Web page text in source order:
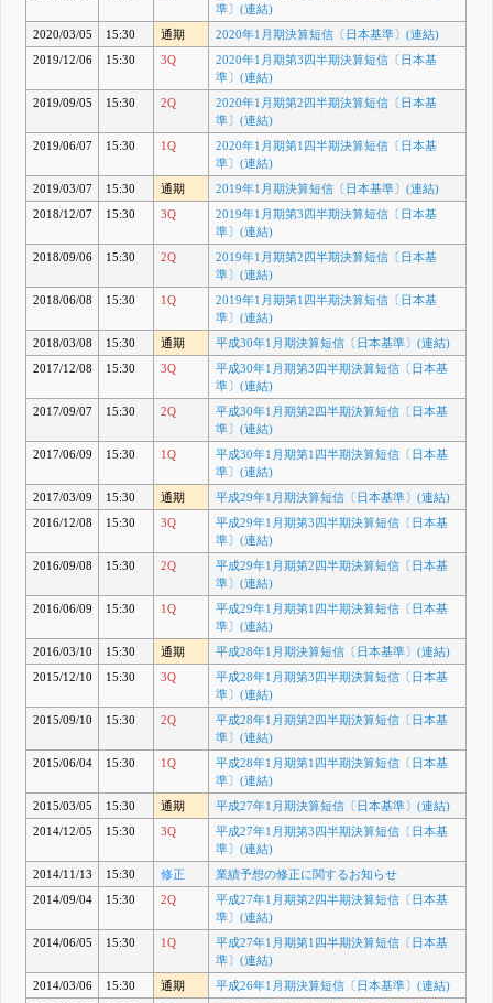
準〕(連結)
2020/03/05
15:30 通期
2020年1月期決算短信〔日本基準〕(連結)
2019/12/06
15:30 3Q
2020年1月期第3四半期決算短信〔日本基
準〕(連結)
2019/09/05
15:30 2Q
2020年1月期第2四半期決算短信〔日本基
準〕(連結)
2019/06/07
15:30 1Q
2020年1月期第1四半期決算短信〔日本基
準〕(連結)
2019/03/07
15:30 通期
2019年1月期決算短信〔日本基準〕(連結)
2018/12/07
15:30 3Q
2019年1月期第3四半期決算短信〔日本基
準〕(連結)
2018/09/06
15:30 2Q
2019年1月期第2四半期決算短信〔日本基
準〕(連結)
2018/06/08
15:30 1Q
2019年1月期第1四半期決算短信〔日本基
準〕(連結)
2018/03/08
15:30 通期
平成30年1月期決算短信〔日本基準〕(連結)
2017/12/08
15:30 3Q
平成30年1月期第3四半期決算短信〔日本基
準〕(連結)
2017/09/07
15:30 2Q
平成30年1月期第2四半期決算短信〔日本基
準〕(連結)
2017/06/09
15:30 1Q
平成30年1月期第1四半期決算短信〔日本基
準〕(連結)
2017/03/09
15:30 通期
平成29年1月期決算短信〔日本基準〕(連結)
2016/12/08
15:30 3Q
平成29年1月期第3四半期決算短信〔日本基
準〕(連結)
2016/09/08
15:30 2Q
平成29年1月期第2四半期決算短信〔日本基
準〕(連結)
2016/06/09
15:30 1Q
平成29年1月期第1四半期決算短信〔日本基
準〕(連結)
2016/03/10
15:30 通期
平成28年1月期決算短信〔日本基準〕(連結)
2015/12/10
15:30 3Q
平成28年1月期第3四半期決算短信〔日本基
準〕(連結)
2015/09/10
15:30 2Q
平成28年1月期第2四半期決算短信〔日本基
準〕(連結)
2015/06/04
15:30 1Q
平成28年1月期第1四半期決算短信〔日本基
準〕(連結)
2015/03/05
15:30 通期
平成27年1月期決算短信〔日本基準〕(連結)
2014/12/05
15:30 3Q
平成27年1月期第3四半期決算短信〔日本基
準〕(連結)
2014/11/13
15:30 修正
業績予想の修正に関するお知らせ
2014/09/04
15:30 2Q
平成27年1月期第2四半期決算短信〔日本基
準〕(連結)
2014/06/05
15:30 1Q
平成27年1月期第1四半期決算短信〔日本基
準〕(連結)
2014/03/06
15:30 通期
平成26年1月期決算短信〔日本基準〕(連結)